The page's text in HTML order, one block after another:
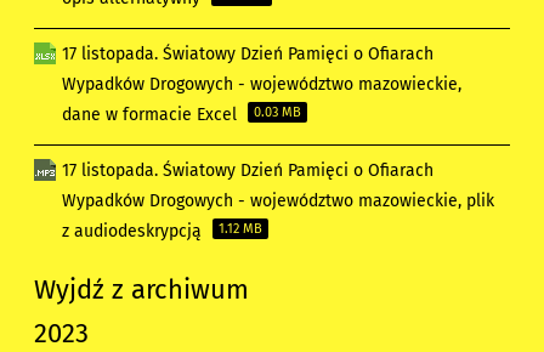
17 listopada. Światowy Dzień Pamięci o Ofiarach
Wypadków Drogowych - województwo mazowieckie,
dane w formacie Excel
0.03 MB
17 listopada. Światowy Dzień Pamięci o Ofiarach
Wypadków Drogowych - województwo mazowieckie, plik
z audiodeskrypcją
1.12 MB
Wyjdź z archiwum
2023